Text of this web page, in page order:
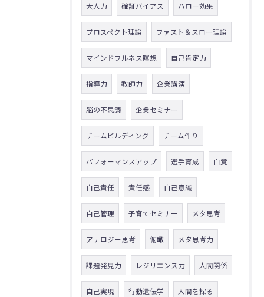
大人力 確証バイアス ハロー効果
プロスペクト理論 ファスト＆スロー理論
マインドフルネス瞑想 自己肯定力
指導力 教師力 企業講演
脳の不思議 企業セミナー
チームビルディング チーム作り
パフォーマンスアップ 選手育成 自覚
自己責任 責任感 自己意識
自己管理 子育てセミナー メタ思考
アナロジー思考 俯瞰 メタ思考力
課題発見力 レジリエンス力 人間関係
自己実現 行動遺伝学 人間を探る